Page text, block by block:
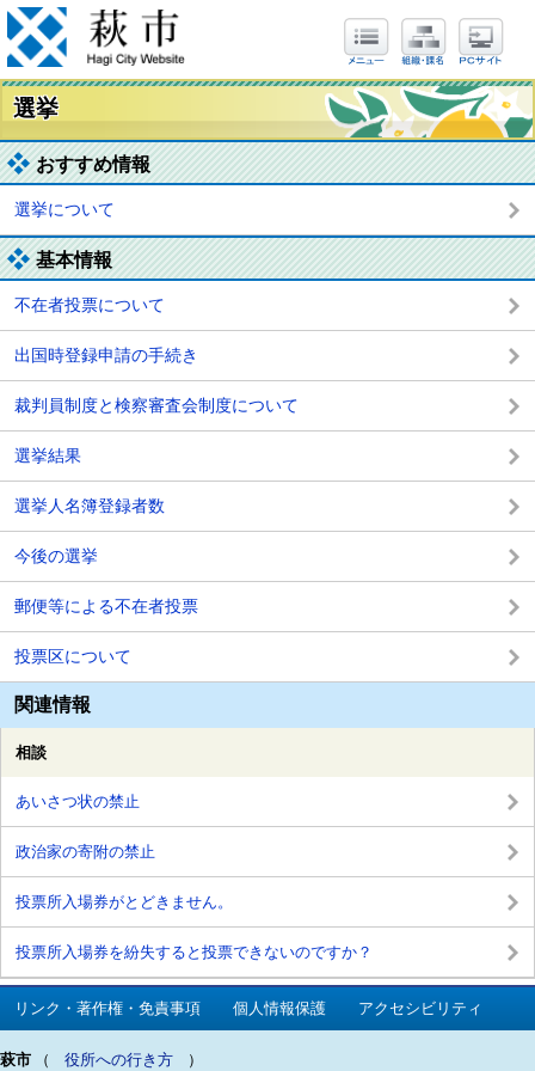
選挙
おすすめ情報
選挙について
基本情報
不在者投票について
出国時登録申請の手続き
裁判員制度と検察審査会制度について
選挙結果
選挙人名簿登録者数
今後の選挙
郵便等による不在者投票
投票区について
関連情報
相談
あいさつ状の禁止
政治家の寄附の禁止
投票所入場券がとどきません。
投票所入場券を紛失すると投票できないのですか？
リンク・著作権・免責事項 個人情報保護 アクセシビリティ
萩市 （ 役所への行き方 ）